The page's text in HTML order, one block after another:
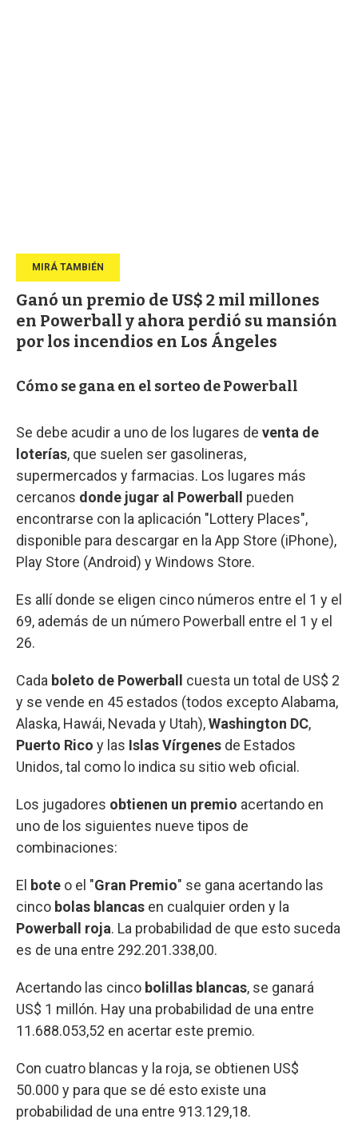
Ganó un premio de US$ 2 mil millones
en Powerball y ahora perdió su mansión
por los incendios en Los Ángeles
Cómo se gana en el sorteo de Powerball
Se debe acudir a uno de los lugares de venta de
loterías, que suelen ser gasolineras,
supermercados y farmacias. Los lugares más
cercanos donde jugar al Powerball
pueden
encontrarse con la aplicación "Lottery Places",
disponible para descargar en la App Store (iPhone),
Play Store (Android) y Windows Store.
Es allí donde se eligen cinco números entre el 1 y el
69, además de un número Powerball entre el 1 y el
26.
Cada boleto de Powerball
cuesta un total de US$ 2
y se vende en 45 estados (todos excepto Alabama,
Alaska, Hawái, Nevada y Utah),Washington DC,
Puerto Rico y las Islas Vírgenes de Estados
Unidos, tal como lo indica su sitio web oficial.
Los jugadores obtienen un premio acertando en
uno de los siguientes nueve tipos de
combinaciones:
El bote o el "Gran Premio" se gana acertando las
cinco bolas blancas en cualquier orden y la
Powerball roja. La probabilidad de que esto suceda
es de una entre 292.201.338,00.
Acertando las cinco bolillas blancas, se ganará
US$ 1 millón. Hay una probabilidad de una entre
11.688.053,52 en acertar este premio.
Con cuatro blancas y la roja, se obtienen US$
50.000 y para que se dé esto existe una
probabilidad de una entre 913.129,18.